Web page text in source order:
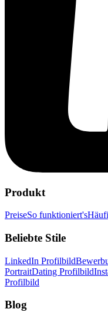
Produkt
PreiseSo funktioniert's
Beliebte Stile
LinkedIn Profilbild
PortraitDating Profilbild
Profilbild
Blog